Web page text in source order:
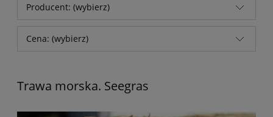
Producent: (wybierz)
Cena: (wybierz)
Trawa morska. Seegras